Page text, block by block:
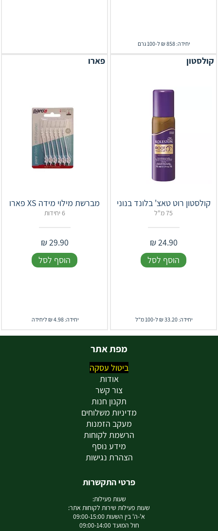
יחידה: 858 ₪ ל-100 גרם
קולסטון
קולסטון רוט טאצ' בלונד בנוני
75 מ"ל
24.90
₪
הוסף לסל
יחידה: 33.20 ₪ ל-100 מ"ל
פארו
מברשת מילוי מידה XS פארו
6 יחידות
29.90
₪
הוסף לסל
יחידה: 4.98 ₪ ליחידה
מפת אתר
ביטול עסקה
אודות
צור קשר
תקנון חנות
מדיניות משלוחים
מעקב הזמנות
הרשמת לקוחות
מידע נוסף
הצהרת נגישות
פרטי התקשרות
שעות פעילות:
שעות פעילות שירות לקוחות אתר:
א'-ה' בין השעות 09:00-15:00
חול המועד 09:00-14:00